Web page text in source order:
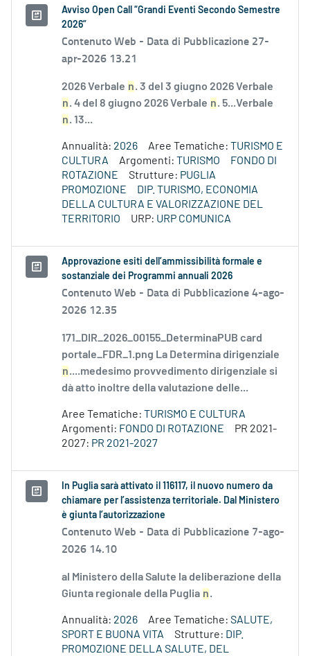
Avviso Open Call “Grandi Eventi Secondo Semestre
2026”
Contenuto Web - Data di Pubblicazione 27-
apr-2026 13.21
2026 Verbale n. 3 del 3 giugno 2026 Verbale
n. 4 del 8 giugno 2026 Verbale n. 5...Verbale
n. 13...
Annualità: 2026 Aree Tematiche: TURISMO E
CULTURA
Argomenti: TURISMO
FONDO DI
ROTAZIONE
Strutture: PUGLIA
PROMOZIONE
DIP. TURISMO, ECONOMIA
DELLA CULTURA E VALORIZZAZIONE DEL
TERRITORIO
URP: URP COMUNICA
Approvazione esiti dell’ammissibilità formale e
sostanziale dei Programmi annuali 2026
Contenuto Web - Data di Pubblicazione 4-ago-
2026 12.35
171_DIR_2026_00155_DeterminaPUB card
portale_FDR_1.png La Determina dirigenziale
n....medesimo provvedimento dirigenziale si
dà atto inoltre della valutazione delle...
Aree Tematiche: TURISMO E CULTURA
Argomenti: FONDO DI ROTAZIONE
PR 2021-
2027: PR 2021-2027
In Puglia sarà attivato il 116117, il nuovo numero da
chiamare per l’assistenza territoriale. Dal Ministero
è giunta l’autorizzazione
Contenuto Web - Data di Pubblicazione 7-ago-
2026 14.10
al Ministero della Salute la deliberazione della
Giunta regionale della Puglia n.
Annualità: 2026 Aree Tematiche: SALUTE,
SPORT E BUONA VITA
Strutture: DIP.
PROMOZIONE DELLA SALUTE, DEL